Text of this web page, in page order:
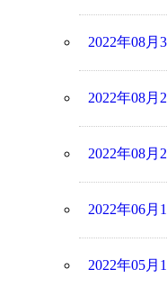
2022年08月
2022年08月
2022年08月
2022年06月
2022年05月